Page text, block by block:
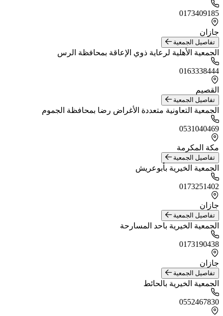
0173409185
جازان
تفاصيل الجمعية
الجمعية الأهلية لرعاية ذوي الإعاقة بمحافظة الرس
0163338444
القصيم
تفاصيل الجمعية
الجمعية التعاونية متعددة الأغراض رضا بمحافظة الجموم
0531040469
مكة المكرمة
تفاصيل الجمعية
الجمعية الخيرية بأبوعريش
0173251402
جازان
تفاصيل الجمعية
الجمعية الخيرية باحد المسارحة
0173190438
جازان
تفاصيل الجمعية
الجمعية الخيرية بالحائط
0552467830